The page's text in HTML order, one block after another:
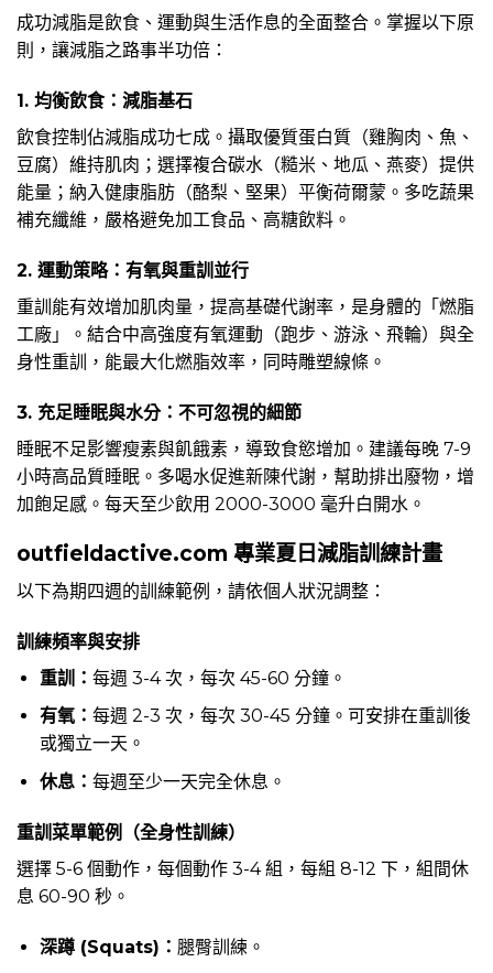
成功減脂是飲食、運動與生活作息的全面整合。掌握以下原
則，讓減脂之路事半功倍：
1. 均衡飲食：減脂基石
飲食控制佔減脂成功七成。攝取優質蛋白質（雞胸肉、魚、
豆腐）維持肌肉；選擇複合碳水（糙米、地瓜、燕麥）提供
能量；納入健康脂肪（酪梨、堅果）平衡荷爾蒙。多吃蔬果
補充纖維，嚴格避免加工食品、高糖飲料。
2. 運動策略：有氧與重訓並行
重訓能有效增加肌肉量，提高基礎代謝率，是身體的「燃脂
工廠」。結合中高強度有氧運動（跑步、游泳、飛輪）與全
身性重訓，能最大化燃脂效率，同時雕塑線條。
3. 充足睡眠與水分：不可忽視的細節
睡眠不足影響瘦素與飢餓素，導致食慾增加。建議每晚 7-9
小時高品質睡眠。多喝水促進新陳代謝，幫助排出廢物，增
加飽足感。每天至少飲用 2000-3000 毫升白開水。
outfieldactive.com 專業夏日減脂訓練計畫
以下為期四週的訓練範例，請依個人狀況調整：
訓練頻率與安排
重訓： 每週 3-4 次，每次 45-60 分鐘。
有氧： 每週 2-3 次，每次 30-45 分鐘。可安排在重訓後
或獨立一天。
休息： 每週至少一天完全休息。
重訓菜單範例（全身性訓練）
選擇 5-6 個動作，每個動作 3-4 組，每組 8-12 下，組間休
息 60-90 秒。
深蹲 (Squats)： 腿臀訓練。